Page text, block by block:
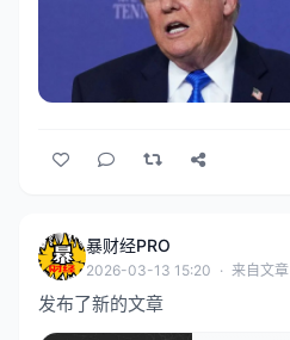
暴财经PRO
2026-03-13 15:20 · 来自文章
发布了新的文章